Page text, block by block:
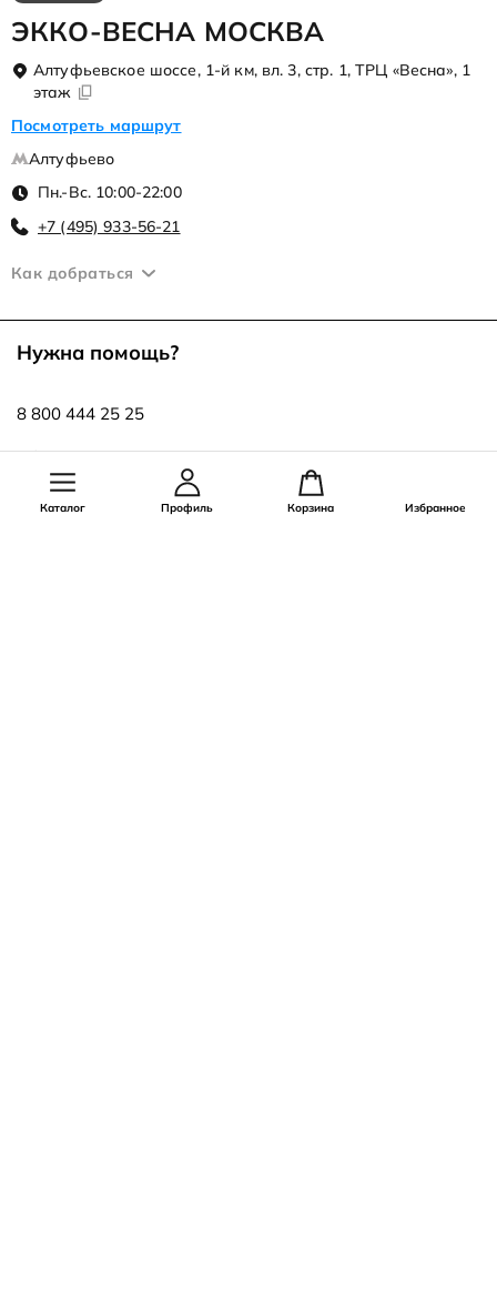
ЭККО-ВЕСНА МОСКВА
Алтуфьевское шоссе, 1-й км, вл. 3, стр. 1, ТРЦ «Весна», 1
этаж
Посмотреть маршрут
Алтуфьево
Пн.-Вс. 10:00-22:00
+7 (495) 933-56-21
Как добраться
Каталог Профиль Корзина Избранное
Нужна помощь?
8 800 444 25 25
info@ecco.ru
Оставайся на связи!